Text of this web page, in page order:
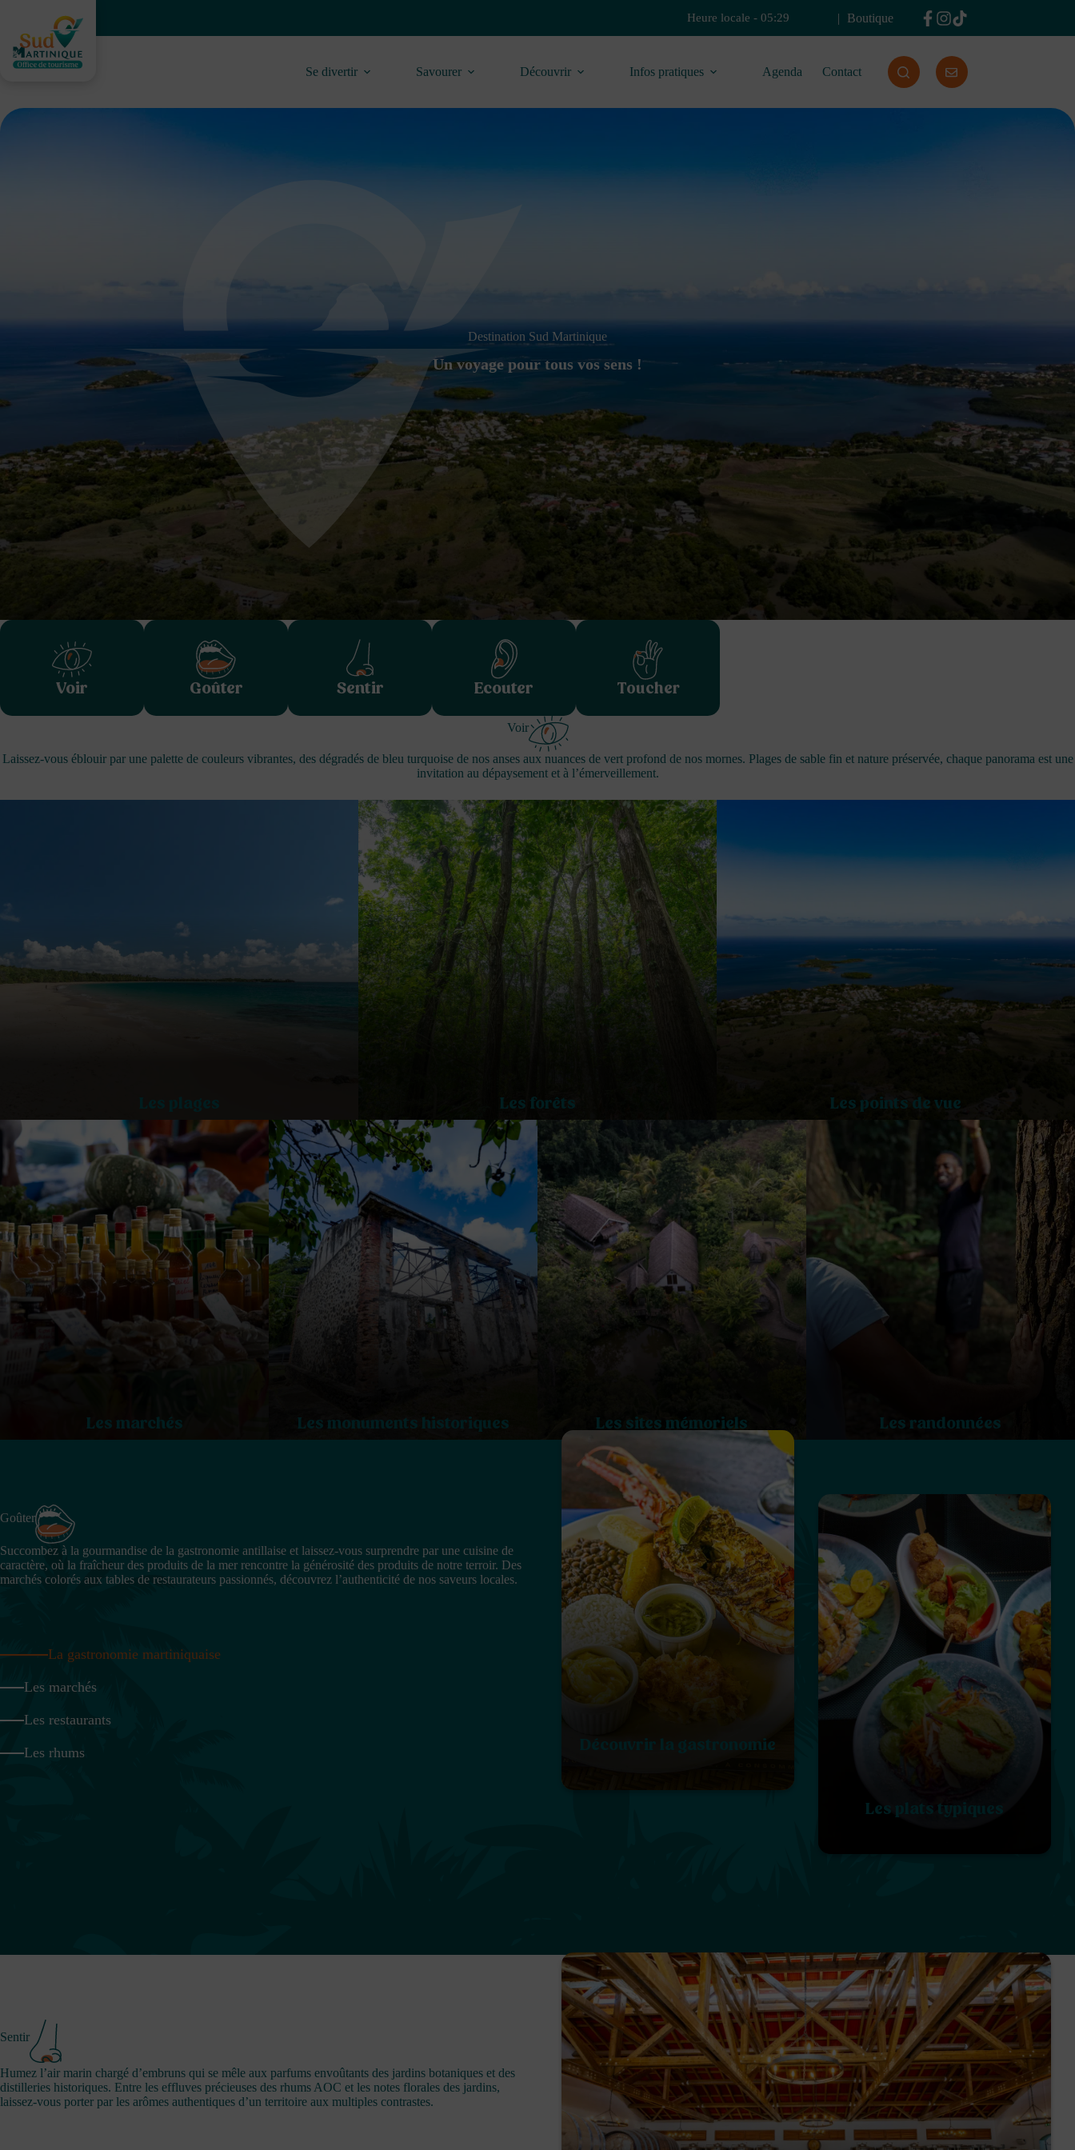
contenu
Heure locale - 05:29 Boutique
Se divertir Savourer Découvrir Infos pratiques Agenda Contact
Destination Sud Martinique
Un voyage pour tous vos sens !
Voir Goûter Sentir Ecouter Toucher
Voir
Laissez-vous éblouir par une palette de couleurs vibrantes, des dégradés de bleu turquoise de nos anses aux nuances de vert profond de nos mornes. Plages de sable fin et nature préservée, chaque panorama est une
invitation au dépaysement et à l’émerveillement.
Les forêts Les points de vue
Les marchés Les monuments historiques Les sites mémoriels Les randonnées
Goûter
Succombez à la gourmandise de la gastronomie antillaise et laissez-vous surprendre par une cuisine de
caractère, où la fraîcheur des produits de la mer rencontre la générosité des produits de notre terroir. Des
marchés colorés aux tables de restaurateurs passionnés, découvrez l’authenticité de nos saveurs locales.
La gastronomie martiniquaise
Les marchés
Les restaurants
Les rhums Découvrir la gastronomie
Les plats typiques
Sentir
Humez l’air marin chargé d’embruns qui se mêle aux parfums envoûtants des jardins botaniques et des
distilleries historiques. Entre les effluves précieuses des rhums AOC et les notes florales des jardins,
laissez-vous porter par les arômes authentiques d’un territoire aux multiples contrastes.